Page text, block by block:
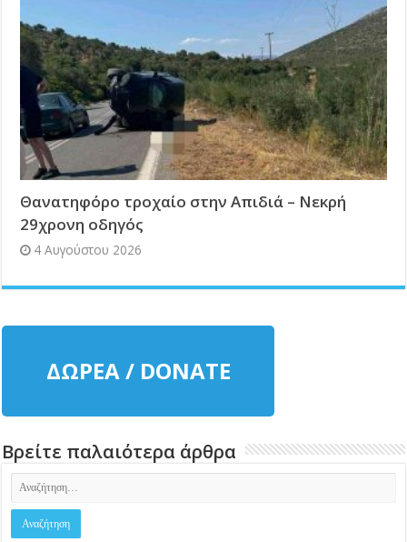
Θανατηφόρο τροχαίο στην Απιδιά – Νεκρή
29χρονη οδηγός
4 Αυγούστου 2026
ΔΩΡΕΑ / DONATE
Βρείτε παλαιότερα άρθρα